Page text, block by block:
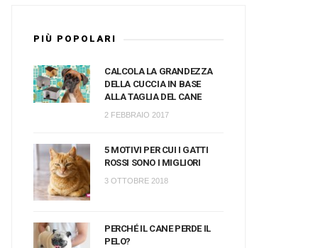
PIÙ POPOLARI
CALCOLA LA GRANDEZZA
DELLA CUCCIA IN BASE
ALLA TAGLIA DEL CANE
2 FEBBRAIO 2017
5 MOTIVI PER CUI I GATTI
ROSSI SONO I MIGLIORI
3 OTTOBRE 2018
PERCHÉ IL CANE PERDE IL
PELO?